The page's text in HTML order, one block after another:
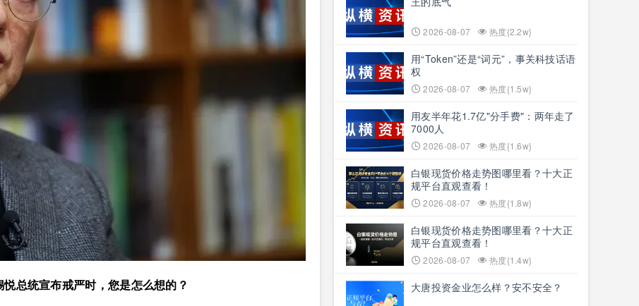
总统宣布戒严时，您是怎么想的？
2026-08-07 热度{2.2w}
用“Token”还是“词元”，事关科技话语
权
2026-08-07 热度{1.5w}
用友半年花1.7亿"分手费"：两年走了
7000人
2026-08-07 热度{1.6w}
白银现货价格走势图哪里看？十大正
规平台直观查看！
2026-08-07 热度{1.8w}
白银现货价格走势图哪里看？十大正
规平台直观查看！
2026-08-07 热度{1.4w}
大唐投资金业怎么样？安不安全？